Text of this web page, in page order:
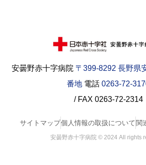
安曇野赤十字病院 〒399-8292 長野県
番地 電話 0263-72-
/ FAX 0263-72-2314
サイトマップ個人情報の取扱について関
安曇野赤十字病院 © 2024 All rights